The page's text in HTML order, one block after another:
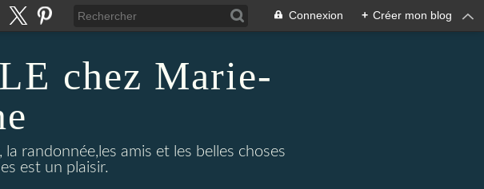
Connexion + Créer mon blog
chez Marie-
randonnée,les amis et les belles choses
est un plaisir.